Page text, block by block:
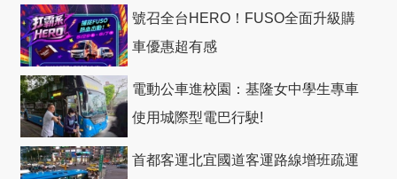
號召全台HERO！FUSO全面升級購
車優惠超有感
電動公車進校園：基隆女中學生專車
使用城際型電巴行駛!
首都客運北宜國道客運路線增班疏運